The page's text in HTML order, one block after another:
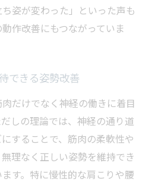
姿が変わった」といった声も
作改善にもつながっていま
できる姿勢改善
だけでなく神経の働きに着目
しの理論では、神経の通り道
にすることで、筋肉の柔軟性や
理なく正しい姿勢を維持でき
す。特に慢性的な肩こりや腰